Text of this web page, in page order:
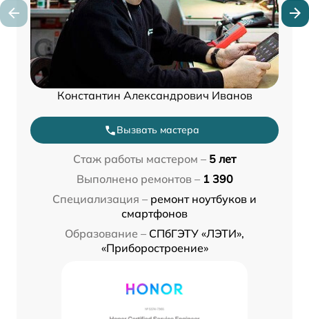
Константин Александрович Иванов
Вызвать мастера
Стаж работы мастером – 5 лет
Выполнено ремонтов – 1 390
Специализация – ремонт ноутбуков и
смартфонов
Образование – СПбГЭТУ «ЛЭТИ»,
«Приборостроение»